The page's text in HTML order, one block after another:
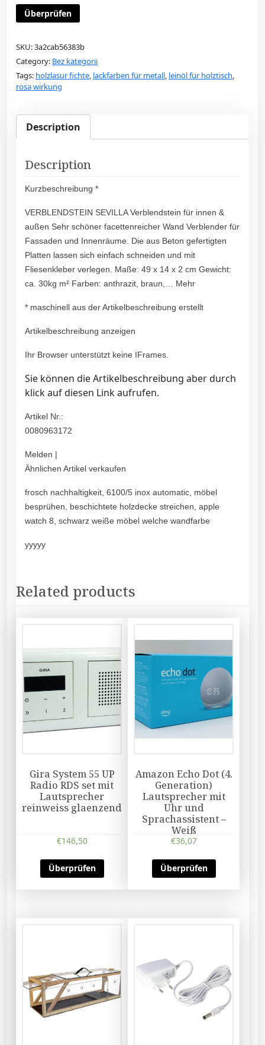
Überprüfen
SKU:3a2cab56383b
Category: Bez kategorii
Tags: holzlasur fichte, lackfarben für metall, leinöl für holztisch,
rosa wirkung
Description
Description
Kurzbeschreibung *
VERBLENDSTEIN SEVILLA Verblendstein für innen &
außen Sehr schöner facettenreicher Wand Verblender für
Fassaden und Innenräume. Die aus Beton gefertigten
Platten lassen sich einfach schneiden und mit
Fliesenkleber verlegen. Maße: 49 x 14 x 2 cm Gewicht:
ca. 30kg m² Farben: anthrazit, braun,… Mehr
* maschinell aus der Artikelbeschreibung erstellt
Artikelbeschreibung anzeigen
Ihr Browser unterstützt keine IFrames.
Sie können die Artikelbeschreibung aber durch
klick auf diesen Link aufrufen.
Artikel Nr.:
0080963172
Melden |
Ähnlichen Artikel verkaufen
frosch nachhaltigkeit, 6100/5 inox automatic, möbel
besprühen, beschichtete holzdecke streichen, apple
watch 8, schwarz weiße möbel welche wandfarbe
yyyyy
Related products
Gira System 55 UP
Radio RDS set mit
Lautsprecher
reinweiss glaenzend
€146,50
Überprüfen
Amazon Echo Dot (4.
Generation)
Lautsprecher mit
Uhr und
Sprachassistent –
Weiß
€36,07
Überprüfen